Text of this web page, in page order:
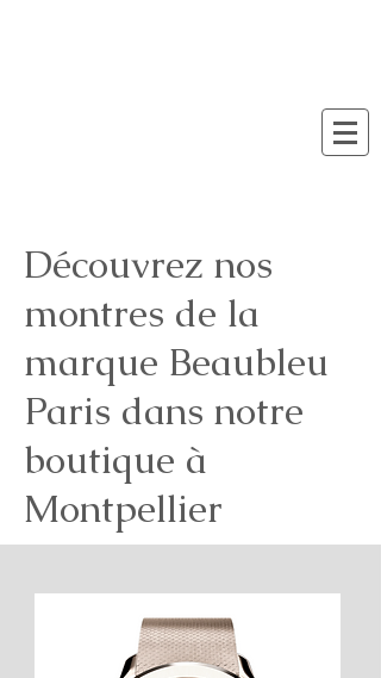
Découvrez nos
montres de la
marque Beaubleu
Paris dans notre
boutique à
Montpellier